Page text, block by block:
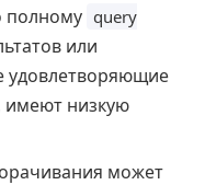
полному query
или
удовлетворяющие
низкую
может